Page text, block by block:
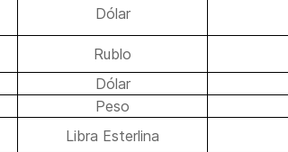
Dólar
Rublo
Dólar
Peso
Libra Esterlina